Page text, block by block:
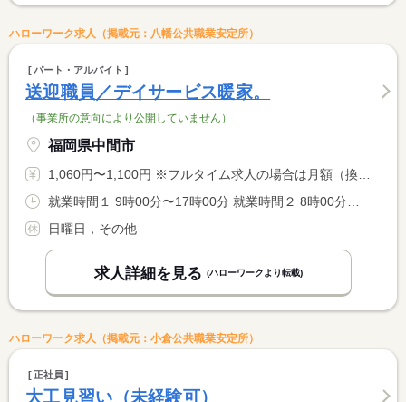
ハローワーク求人（掲載元：八幡公共職業安定所）
パート・アルバイト
送迎職員／デイサービス暖家。
（事業所の意向により公開していません）
福岡県中間市
1,060円〜1,100円 ※フルタイム求人の場合は月額（換算額）、パート求人の場合は時間額を表示しています。
日曜日，その他
求人詳細を見る (ハローワークより転載)
ハローワーク求人（掲載元：小倉公共職業安定所）
正社員
大工見習い（未経験可）